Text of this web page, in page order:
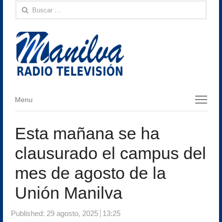
Buscar:
Menu
Menu
Esta mañana se ha
clausurado el campus del
mes de agosto de la
Unión Manilva
Published: 29 agosto, 2025 13:25